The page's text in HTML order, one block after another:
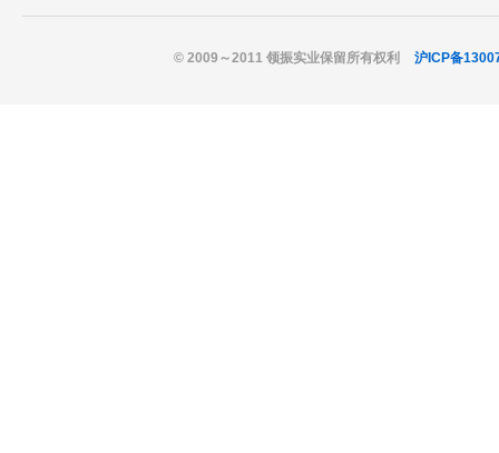
© 2009～2011 领振实业保留所有权利 沪ICP备